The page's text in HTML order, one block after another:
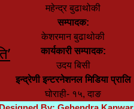
महेन्द्र बुढाथोकी
सम्पादक:
केशरमान बुढाथोकी
कार्यकारी सम्पादक:
उदय बिसी
इन्द्रेणी इन्टरनेशनल मिडिया प्रालि
घोराही- १५, दाङ